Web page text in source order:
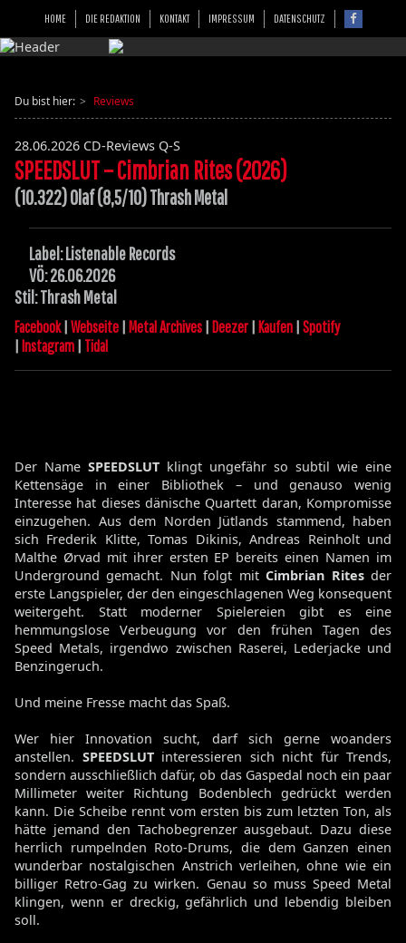
HOME DIE REDAKTION KONTAKT IMPRESSUM DATENSCHUTZ
Du bist hier: Reviews
28.06.2026 CD-Reviews Q-S
SPEEDSLUT – Cimbrian Rites (2026)
(10.322) Olaf (8,5/10) Thrash Metal
Label: Listenable Records
VÖ: 26.06.2026
Stil: Thrash Metal
Facebook|Webseite | Metal Archives | Deezer | Kaufen |Spotify
| Instagram | Tidal
Der Name SPEEDSLUT klingt ungefähr so subtil wie eine
Kettensäge in einer Bibliothek – und genauso wenig
Interesse hat dieses dänische Quartett daran, Kompromisse
einzugehen. Aus dem Norden Jütlands stammend, haben
sich Frederik Klitte, Tomas Dikinis, Andreas Reinholt und
Malthe Ørvad mit ihrer ersten EP bereits einen Namen im
Underground gemacht. Nun folgt mitCimbrian Ritesder
erste Langspieler, der den eingeschlagenen Weg konsequent
weitergeht. Statt moderner Spielereien gibt es eine
hemmungslose Verbeugung vor den frühen Tagen des
Speed Metals, irgendwo zwischen Raserei, Lederjacke und
Benzingeruch.
Und meine Fresse macht das Spaß.
Wer hier Innovation sucht, darf sich gerne woanders
anstellen. SPEEDSLUTinteressieren sich nicht für Trends,
sondern ausschließlich dafür, ob das Gaspedal noch ein paar
Millimeter weiter Richtung Bodenblech gedrückt werden
kann. Die Scheibe rennt vom ersten bis zum letzten Ton, als
hätte jemand den Tachobegrenzer ausgebaut. Dazu diese
herrlich rumpelnden Roto-Drums, die dem Ganzen einen
wunderbar nostalgischen Anstrich verleihen, ohne wie ein
billiger Retro-Gag zu wirken. Genau so muss Speed Metal
klingen, wenn er dreckig, gefährlich und lebendig bleiben
soll.